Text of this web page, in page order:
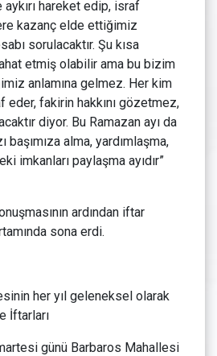
aykırı hareket edip, israf
kazanç elde ettiğimiz
sorulacaktır. Şu kısa
etmiş olabilir ama bu bizim
anlamına gelmez. Her kim
eder, fakirin hakkını gözetmez,
diyor. Bu Ramazan ayı da
başımıza alma, yardımlaşma,
imkanları paylaşma ayıdır”
ardından iftar
sona erdi.
her yıl geleneksel olarak
İftarları
günü Barbaros Mahallesi